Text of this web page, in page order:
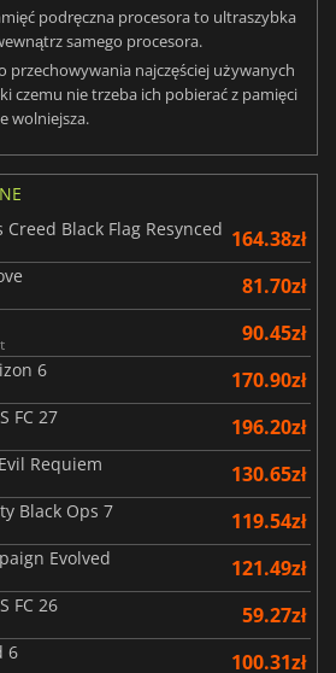
podręczna procesora to ultraszybka
samego procesora.
przechowywania najczęściej używanych
czemu nie trzeba ich pobierać z pamięci
wolniejsza.
Creed Black Flag Resynced 164.38zł
81.70zł
90.45zł
6 170.90zł
FC 27 196.20zł
Requiem 130.65zł
Black Ops 7 119.54zł
Evolved 121.49zł
FC 26 59.27zł
6 100.31zł